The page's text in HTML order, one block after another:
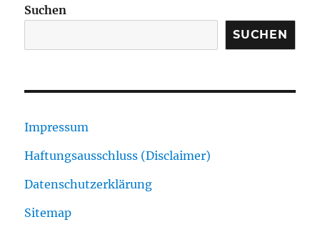
Suchen
SUCHEN
Impressum
Haftungsausschluss (Disclaimer)
Datenschutzerklärung
Sitemap